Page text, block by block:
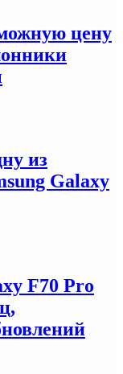
цену
из
Galaxy
F70 Pro